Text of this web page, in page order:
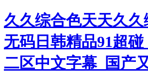
久久综合色天天久久
无码日韩精品91超
二区中文字幕_国产